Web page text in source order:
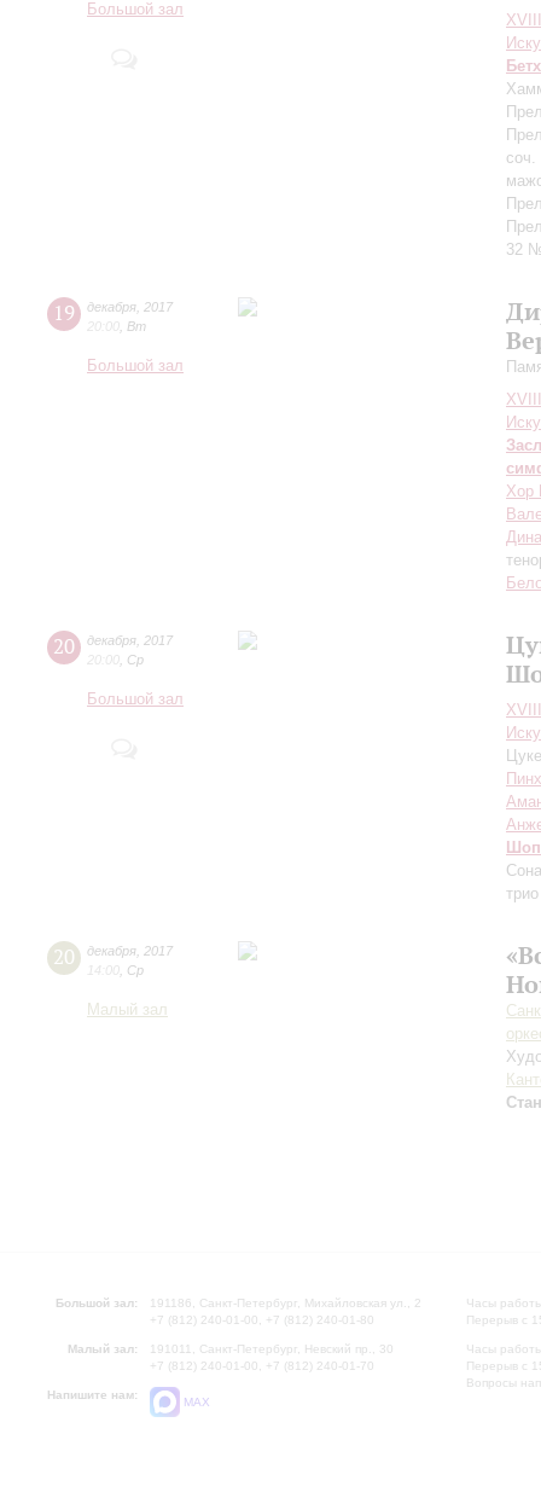
Большой зал
32
19 декабря 2017
20:00 Вт
Большой зал
Хор
20 декабря 2017
20:00 Ср
Большой зал
20 декабря 2017
14:00 Ср
Малый зал
Большой зал:
191186, Санкт-Петербург, Михайловская ул., 2
+7 (812) 240-01-00, +7 (812) 240-01-80
Малый зал:
191011, Санкт-Петербург, Невский пр., 30
+7 (812) 240-01-00, +7 (812) 240-01-70
Напишите нам:
MAX
Часы
Перерыв с
Часы
Перерыв с
Вопросы